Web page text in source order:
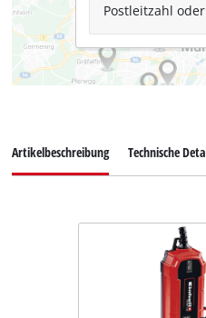
Postleitzahl
Artikelbeschreibung Technische